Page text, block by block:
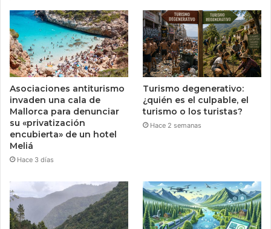
Asociaciones antiturismo
invaden una cala de
Mallorca para denunciar
su «privatización
encubierta» de un hotel
Meliá
Hace 3 días
Turismo degenerativo:
¿quién es el culpable, el
turismo o los turistas?
Hace 2 semanas